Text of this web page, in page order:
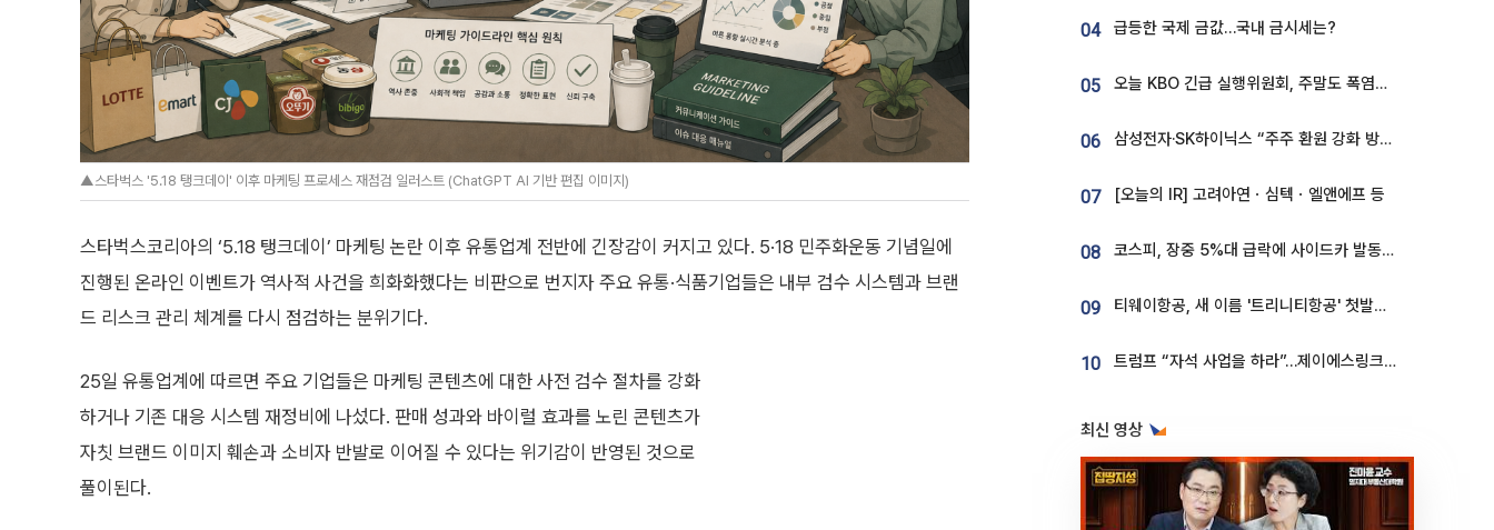
▲스타벅스 '5.18 탱크데이' 이후 마케팅 프로세스 재점검 일러스트 (ChatGPT AI 기반 편집 이미지)
스타벅스코리아의 ‘5.18 탱크데이’ 마케팅 논란 이후 유통업계 전반에 긴장감이 커지고 있다. 5·18 민주화운동 기념일에
진행된 온라인 이벤트가 역사적 사건을 희화화했다는 비판으로 번지자 주요 유통·식품기업들은 내부 검수 시스템과 브랜
드 리스크 관리 체계를 다시 점검하는 분위기다.
25일 유통업계에 따르면 주요 기업들은 마케팅 콘텐츠에 대한 사전 검수 절차를 강화
하거나 기존 대응 시스템 재정비에 나섰다. 판매 성과와 바이럴 효과를 노린 콘텐츠가
자칫 브랜드 이미지 훼손과 소비자 반발로 이어질 수 있다는 위기감이 반영된 것으로
풀이된다.
04 급등한 국제 금값…국내 금시세는?
05 오늘 KBO 긴급 실행위원회, 주말도 폭염취소 될까
06 삼성전자·SK하이닉스 “주주 환원 강화 방안 마련”
07 [오늘의 IR] 고려아연ㆍ심텍ㆍ엘앤에프 등
08 코스피, 장중 5%대 급락에 사이드카 발동…삼성·SK 동반 폭락
09 티웨이항공, 새 이름 '트리니티항공' 첫발…SSC 전략 본격화
10 트럼프 “자석 사업을 하라”…제이에스링크, 비중국 영구자석 공급망 구축 속도
최신 영상